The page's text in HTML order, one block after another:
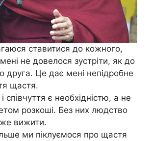
ставитися до кожного,
не довелося зустріти, як до
друга. Це дає мені непідробне
щастя.
співчуття є необхідністю, а не
розкоші. Без них людство
вижити.
ми піклуємося про щастя